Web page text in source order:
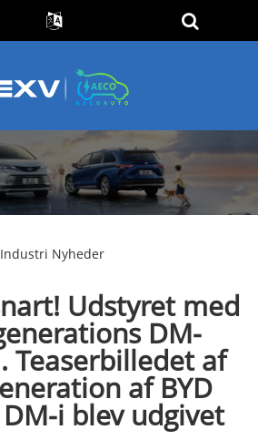
Industri Nyheder
Udstyret med
DM-
Teaserbilledet af
af BYD
i blev udgivet